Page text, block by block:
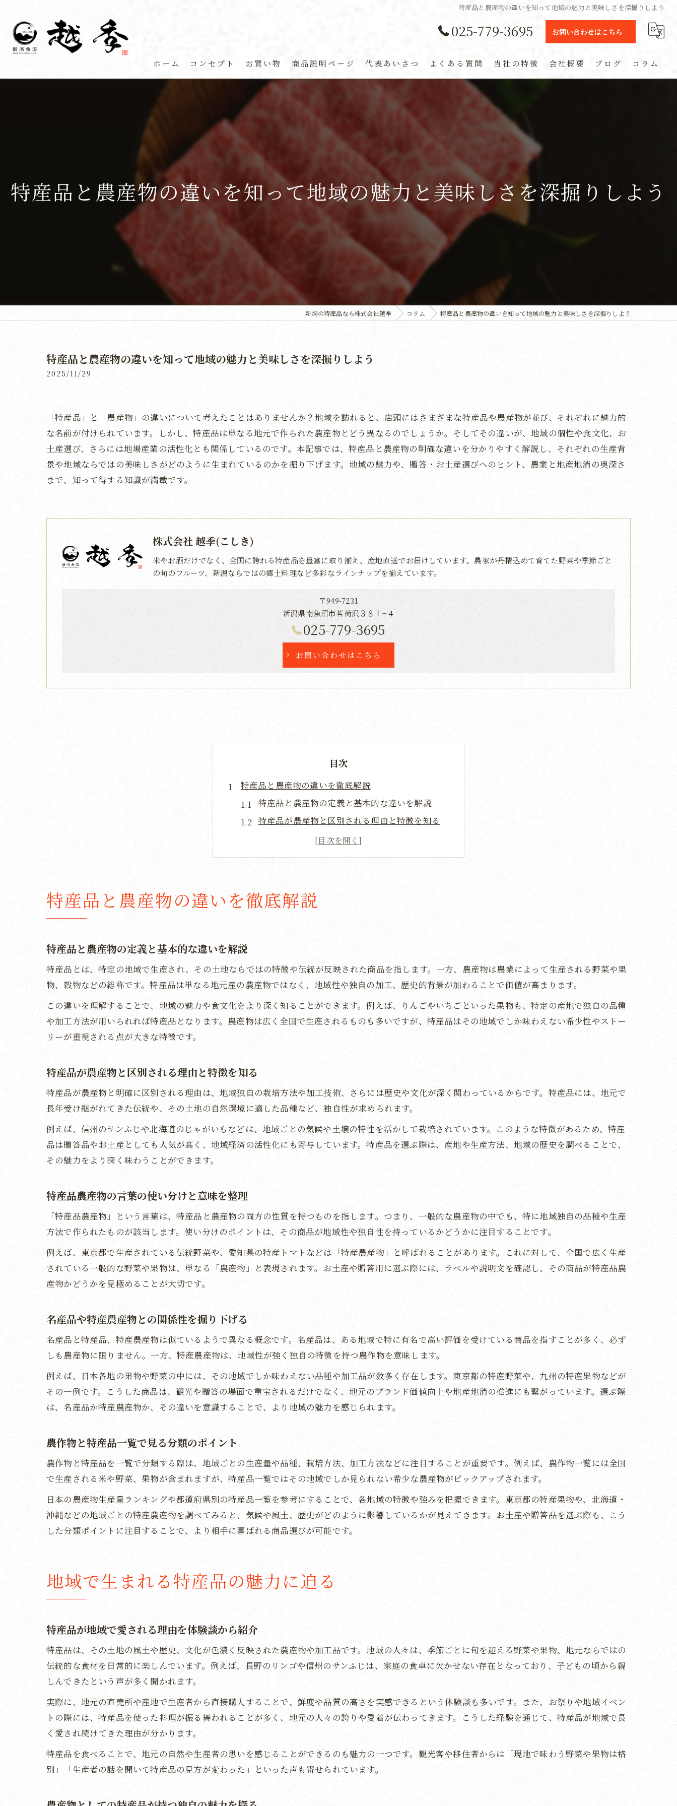
特産品と農産物の違いを知って地域の魅力と美味しさを深掘りしよう
025-779-3695 お問い合わせはこちら
ホーム コンセプト お買い物 商品説明ページ 代表あいさつ よくある質問 当社の特徴
定期便
お土産
会社概要 ブログ コラム
特産品と農産物の違いを知って地域の魅力と美味しさを深掘りしよう
新潟の特産品なら株式会社越季 コラム 特産品と農産物の違いを知って地域の魅力と美味しさを深掘りしよう
特産品と農産物の違いを知って地域の魅力と美味しさを深掘りしよう
2025/11/29
「特産品」と「農産物」の違いについて考えたことはありませんか？地域を訪れると、店頭にはさまざまな特産品や農産物が並び、それぞれに魅力的
な名前が付けられています。しかし、特産品は単なる地元で作られた農産物とどう異なるのでしょうか。そしてその違いが、地域の個性や食文化、お
土産選び、さらには地場産業の活性化とも関係しているのです。本記事では、特産品と農産物の明確な違いを分かりやすく解説し、それぞれの生産背
景や地域ならではの美味しさがどのように生まれているのかを掘り下げます。地域の魅力や、贈答・お土産選びへのヒント、農業と地産地消の奥深さ
まで、知って得する知識が満載です。
株式会社 越季(こしき)
米やお酒だけでなく、全国に誇れる特産品を豊富に取り揃え、産地直送でお届けしています。農家が丹精込めて育てた野菜や季節ごと
の旬のフルーツ、新潟ならではの郷土料理など多彩なラインナップを揃えています。
〒949-7231
新潟県南魚沼市茗荷沢３８１−４
025-779-3695
お問い合わせはこちら
目次
特産品と農産物の違いを徹底解説
特産品と農産物の定義と基本的な違いを解説
特産品が農産物と区別される理由と特徴を知る
特産品農産物の言葉の使い分けと意味を整理
名産品や特産農産物との関係性を掘り下げる
地域で生まれる特産品の魅力に迫る
特産品が地域で愛される理由を体験談から紹介
特産品の食べ方や楽しみ方の工夫と地域流儀
特産品となる農産物の品質やブランド力に注目
お土産に最適な特産品選びの秘訣
特産品一覧で見る贈答用におすすめの農産物
特産品一覧で知る日本全国の農産物の魅力
日本の特産品農産物を地域別に比べてみよう
特産品の生産地から学ぶ地域活性化
農産物から生まれる特産品事業の成功事例紹介
特産品の生産地が取り組むまちおこしの工夫
特産品農産物の地域経済への影響と現状分析
特産品と農産物の違いを徹底解説
特産品と農産物の定義と基本的な違いを解説
特産品とは、特定の地域で生産され、その土地ならではの特徴や伝統が反映された商品を指します。一方、農産物は農業によって生産される野菜や果
物、穀物などの総称です。特産品は単なる地元産の農産物ではなく、地域性や独自の加工、歴史的背景が加わることで価値が高まります。
この違いを理解することで、地域の魅力や食文化をより深く知ることができます。例えば、りんごやいちごといった果物も、特定の産地で独自の品種
や加工方法が用いられれば特産品となります。農産物は広く全国で生産されるものも多いですが、特産品はその地域でしか味わえない希少性やストー
リーが重視される点が大きな特徴です。
特産品が農産物と区別される理由と特徴を知る
特産品が農産物と明確に区別される理由は、地域独自の栽培方法や加工技術、さらには歴史や文化が深く関わっているからです。特産品には、地元で
長年受け継がれてきた伝統や、その土地の自然環境に適した品種など、独自性が求められます。
例えば、信州のサンふじや北海道のじゃがいもなどは、地域ごとの気候や土壌の特性を活かして栽培されています。このような特徴があるため、特産
品は贈答品やお土産としても人気が高く、地域経済の活性化にも寄与しています。特産品を選ぶ際は、産地や生産方法、地域の歴史を調べることで、
その魅力をより深く味わうことができます。
特産品農産物の言葉の使い分けと意味を整理
「特産品農産物」という言葉は、特産品と農産物の両方の性質を持つものを指します。つまり、一般的な農産物の中でも、特に地域独自の品種や生産
方法で作られたものが該当します。使い分けのポイントは、その商品が地域性や独自性を持っているかどうかに注目することです。
例えば、東京都で生産されている伝統野菜や、愛知県の特産トマトなどは「特産農産物」と呼ばれることがあります。これに対して、全国で広く生産
されている一般的な野菜や果物は、単なる「農産物」と表現されます。お土産や贈答用に選ぶ際には、ラベルや説明文を確認し、その商品が特産品農
産物かどうかを見極めることが大切です。
名産品や特産農産物との関係性を掘り下げる
名産品と特産品、特産農産物は似ているようで異なる概念です。名産品は、ある地域で特に有名で高い評価を受けている商品を指すことが多く、必ず
しも農産物に限りません。一方、特産農産物は、地域性が強く独自の特徴を持つ農作物を意味します。
例えば、日本各地の果物や野菜の中には、その地域でしか味わえない品種や加工品が数多く存在します。東京都の特産野菜や、九州の特産果物などが
その一例です。こうした商品は、観光や贈答の場面で重宝されるだけでなく、地元のブランド価値向上や地産地消の推進にも繋がっています。選ぶ際
は、名産品か特産農産物か、その違いを意識することで、より地域の魅力を感じられます。
農作物と特産品一覧で見る分類のポイント
農作物と特産品を一覧で分類する際は、地域ごとの生産量や品種、栽培方法、加工方法などに注目することが重要です。例えば、農作物一覧には全国
で生産される米や野菜、果物が含まれますが、特産品一覧ではその地域でしか見られない希少な農産物がピックアップされます。
日本の農産物生産量ランキングや都道府県別の特産品一覧を参考にすることで、各地域の特徴や強みを把握できます。東京都の特産果物や、北海道・
沖縄などの地域ごとの特産農産物を調べてみると、気候や風土、歴史がどのように影響しているかが見えてきます。お土産や贈答品を選ぶ際も、こう
した分類ポイントに注目することで、より相手に喜ばれる商品選びが可能です。
地域で生まれる特産品の魅力に迫る
特産品が地域で愛される理由を体験談から紹介
特産品は、その土地の風土や歴史、文化が色濃く反映された農産物や加工品です。地域の人々は、季節ごとに旬を迎える野菜や果物、地元ならではの
伝統的な食材を日常的に楽しんでいます。例えば、長野のリンゴや信州のサンふじは、家庭の食卓に欠かせない存在となっており、子どもの頃から親
しんできたという声が多く聞かれます。
実際に、地元の直売所や産地で生産者から直接購入することで、鮮度や品質の高さを実感できるという体験談も多いです。また、お祭りや地域イベン
トの際には、特産品を使った料理が振る舞われることが多く、地元の人々の誇りや愛着が伝わってきます。こうした経験を通じて、特産品が地域で長
く愛され続けてきた理由が分かります。
特産品を食べることで、地元の自然や生産者の思いを感じることができるのも魅力の一つです。観光客や移住者からは「現地で味わう野菜や果物は格
別」「生産者の話を聞いて特産品の見方が変わった」といった声も寄せられています。